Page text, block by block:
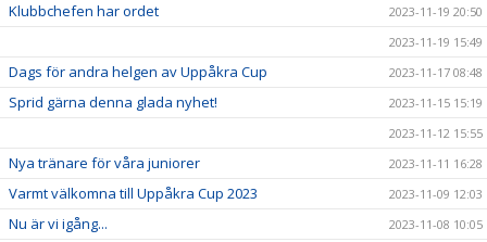
Klubbchefen har ordet
2023-11-19 20:50
2023-11-19 15:49
Dags för andra helgen av Uppåkra Cup 2023-11-17 08:48
Sprid gärna denna glada nyhet!
2023-11-15 15:19
2023-11-12 15:55
Nya tränare för våra juniorer 2023-11-11 16:28
Varmt välkomna till Uppåkra Cup 2023 2023-11-09 12:03
Nu är vi igång... 2023-11-08 10:05